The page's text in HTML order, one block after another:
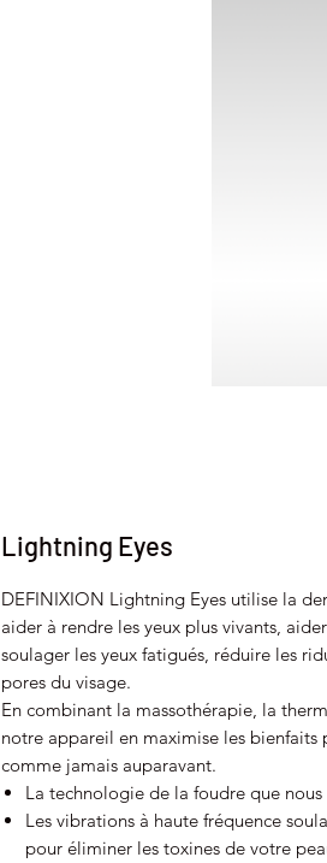
Lightning Eyes
DEFINIXION Lightning Eyes utilise la
aider à rendre les yeux plus vivants,
soulager les yeux fatigués, réduire les
pores du visage.
En combinant la massothérapie, la
notre appareil en maximise les
comme jamais auparavant.
La technologie de la foudre que
Les vibrations à haute fréquence
pour éliminer les toxines de votre